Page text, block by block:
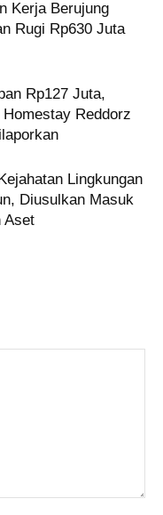
Kerja Berujung
Rugi Rp630 Juta
Rp127 Juta,
Reddorz
Lingkungan
Diusulkan Masuk
Aset